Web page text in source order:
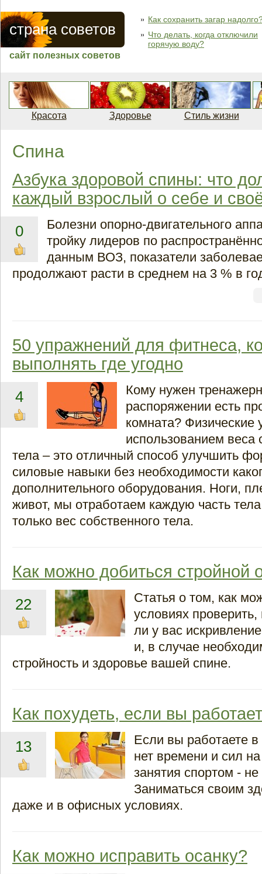
страна советов
сайт полезных советов
Как сохранить загар
Что делать, когда отключили
горячую воду?
Красота Здоровье Стиль жизни
Спина
Азбука здоровой спины: что
каждый взрослый о себе и
0
Болезни опорно-двигательного
тройку лидеров по
данным ВОЗ, показатели
продолжают расти в среднем на 3 % в
50 упражнений для фитнеса,
выполнять где угодно
4
Кому нужен
распоряжении есть
комната? Физические
использованием веса
тела – это отличный способ улучшить
силовые навыки без необходимости
дополнительного оборудования. Ноги,
живот, мы отработаем каждую часть
только вес собственного тела.
Как можно добиться стройной
22
Статья о том, как
условиях
ли у вас
и, в случае
стройность и здоровье вашей спине.
Как похудеть, если вы
13
Если вы работаете
нет времени и сил
занятия спортом -
Заниматься своим
даже и в офисных условиях.
Как можно исправить осанку?